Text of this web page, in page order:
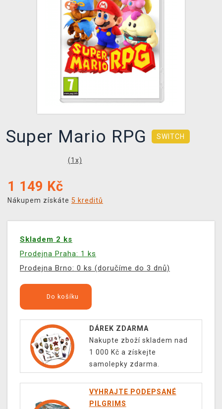
TCG & BOARDGAME HUB
VÝKUP HER (BAZAR)
Super Mario RPG SWITCH
(1 x)
1 149 Kč
Nákupem získáte 5 kreditů
Skladem 2 ks
Prodejna Praha: 1 ks
Prodejna Brno: 0 ks (doručíme do 3 dnů)
Do košíku
DÁREK ZDARMA
Nakupte zboží skladem nad
1 000 Kč a získejte
samolepky zdarma.
VYHRAJTE PODEPSANÉ
PILGRIMS